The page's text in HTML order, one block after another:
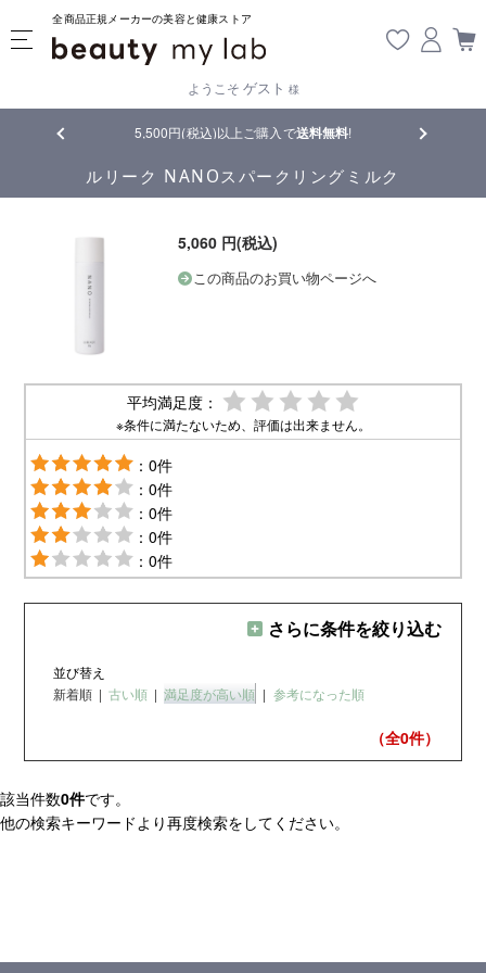
全商品正規メーカーの美容と健康ストア
ようこそ ゲスト 様
5,500円(税込)以上ご購入で送料無料! 【重要】
ルリーク NANOスパークリングミルク
5,060 円(税込)
この商品のお買い物ページへ
平均満足度：
※条件に満たないため、評価は出来ません。
：0件
：0件
：0件
：0件
：0件
さらに条件を絞り込む
並び替え
新着順 | 古い順 | 満足度が高い順 | 参考になった順
（全0件）
該当件数0件です。
他の検索キーワードより再度検索をしてください。